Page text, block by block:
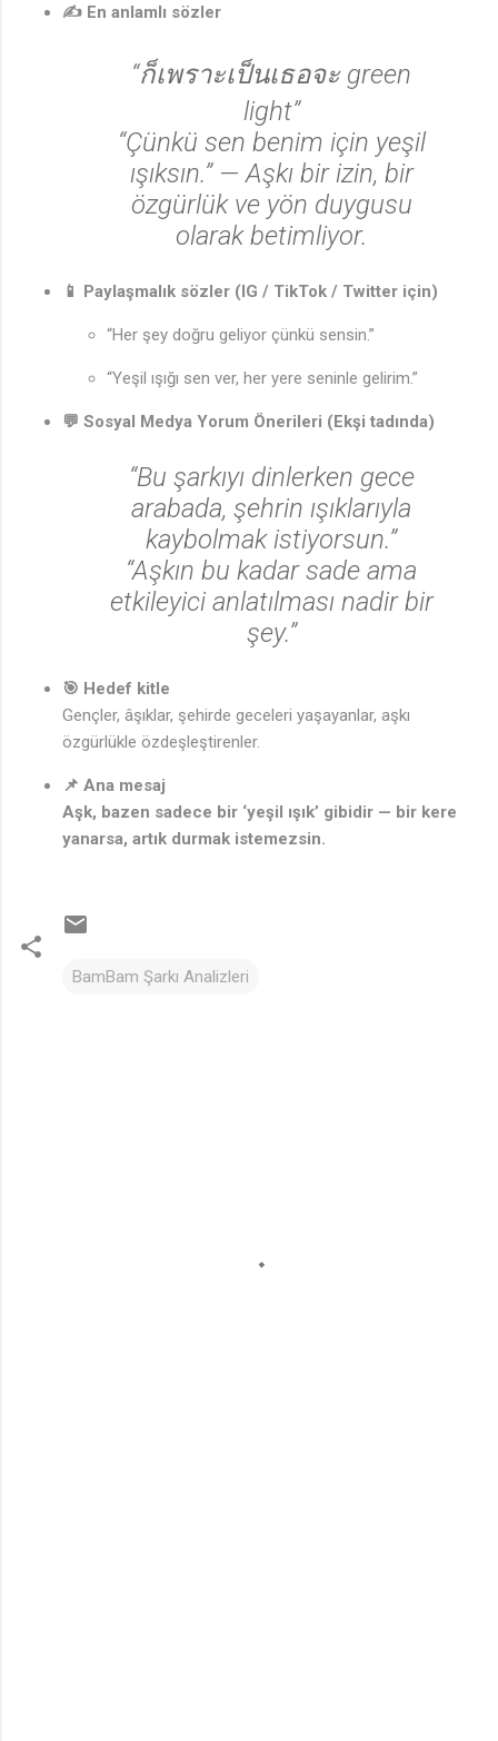
✍️ En anlamlı sözler
“ก็เพราะเป็นเธอจะ green
light”
“Çünkü sen benim için yeşil
ışıksın.” — Aşkı bir izin, bir
özgürlük ve yön duygusu
olarak betimliyor.
📱 Paylaşmalık sözler (IG / TikTok / Twitter için)
“Her şey doğru geliyor çünkü sensin.”
“Yeşil ışığı sen ver, her yere seninle gelirim.”
💬 Sosyal Medya Yorum Önerileri (Ekşi tadında)
“Bu şarkıyı dinlerken gece
arabada, şehrin ışıklarıyla
kaybolmak istiyorsun.”
“Aşkın bu kadar sade ama
etkileyici anlatılması nadir bir
şey.”
🎯 Hedef kitle
Gençler, âşıklar, şehirde geceleri yaşayanlar, aşkı
özgürlükle özdeşleştirenler.
📌 Ana mesaj
Aşk, bazen sadece bir ‘yeşil ışık’ gibidir — bir kere
yanarsa, artık durmak istemezsin.
BamBam Şarkı Analizleri